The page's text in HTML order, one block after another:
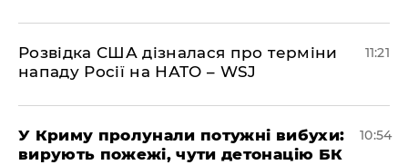
Розвідка США дізналася про терміни
нападу Росії на НАТО – WSJ
11:21
У Криму пролунали потужні вибухи:
вирують пожежі, чути детонацію БК
10:54